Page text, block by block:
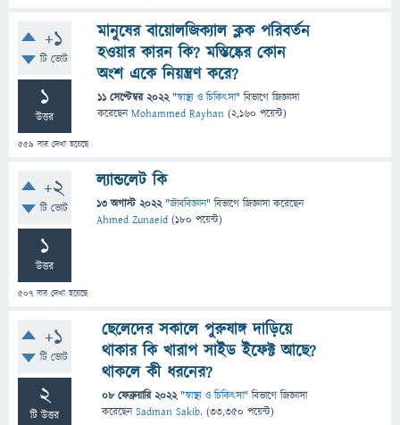
+1
টি ভোট
1
উত্তর
559 বার দেখা হয়েছে
মানুষের বায়োলজিক্যাল ক্লক পরিবর্তন
হওয়ার কারন কি? মস্তিষ্কের কোন
অংশ একে নিয়ন্ত্রণ করে?
11 সেপ্টেম্বর 2022 "স্বাস্থ্য ও চিকিৎসা" বিভাগে জিজ্ঞাসা
করেছেনMohammed Rayhan (2,160 পয়েন্ট)
+2
টি ভোট
1
উত্তর
507 বার দেখা হয়েছে
ল্যান্ডলেট কি
13 অগাস্ট 2022 "জীববিজ্ঞান" বিভাগে জিজ্ঞাসাকরেছেন
Ahmed Zunaeid (180 পয়েন্ট)
+1
টি ভোট
2
টি উত্তর
ছেলেদের সকালে পুরুষাঙ্গ দাড়িয়ে
থাকার কি খারাপ সাইড ইফেক্ট আছে?
থাকলে কী ধরনের?
08 ফেব্রুয়ারি 2022 "স্বাস্থ্য ও চিকিৎসা" বিভাগে জিজ্ঞাসা
করেছেনSadman Sakib. (33,350 পয়েন্ট)